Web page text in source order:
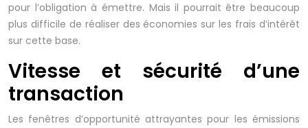
pour l’obligation à émettre. Mais il pourrait être beaucoup
plus difficile de réaliser des économies sur les frais d’intérêt
sur cette base.
Vitesse et sécurité d’une
transaction
Les fenêtres d’opportunité attrayantes pour les émissions